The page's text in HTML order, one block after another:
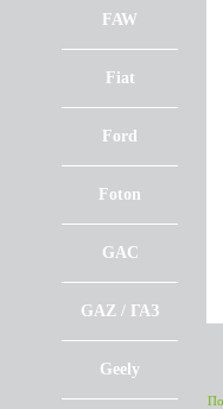
FAW
Fiat
Ford
Foton
GAC
GAZ / ГАЗ
Geely